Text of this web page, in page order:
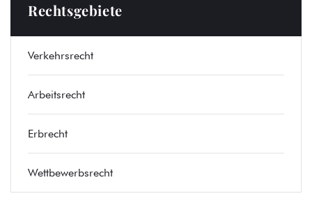
Rechtsgebiete
Verkehrsrecht
Arbeitsrecht
Erbrecht
Wettbewerbsrecht